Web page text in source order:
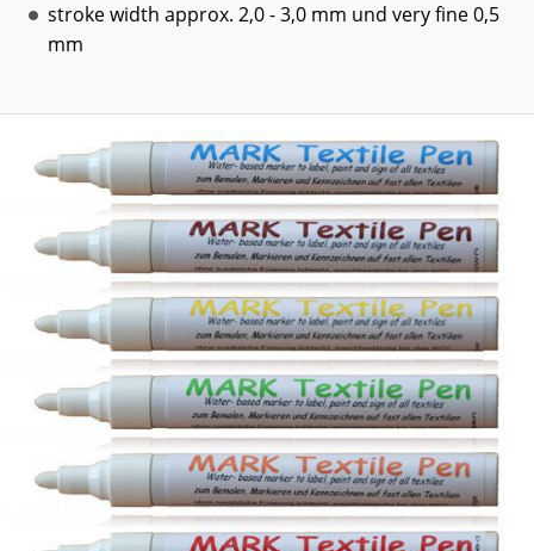
stroke width approx. 2,0 - 3,0 mm und very fine 0,5
mm